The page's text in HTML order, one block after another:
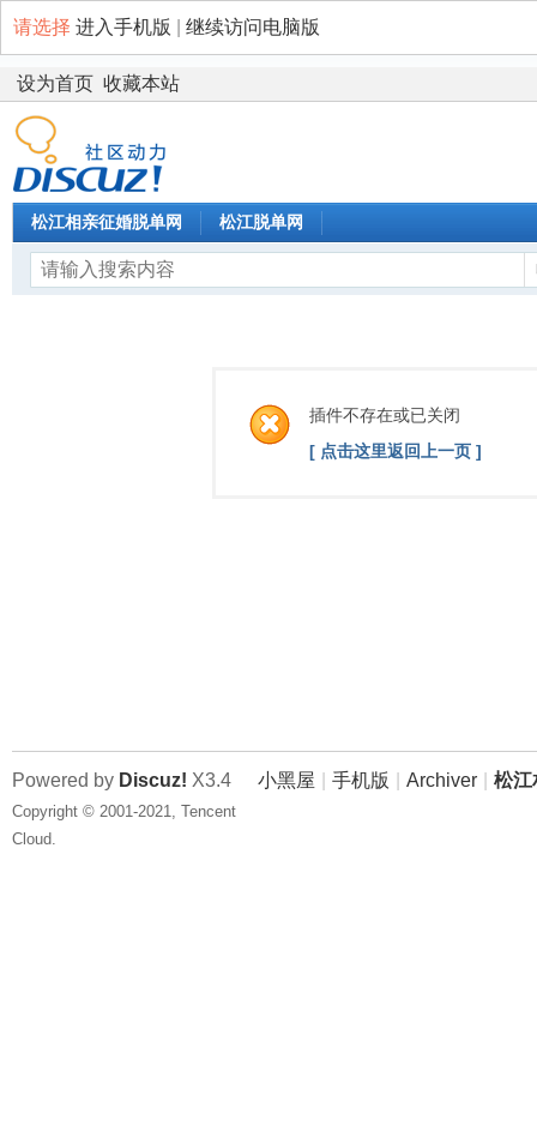
请选择 进入手机版 继续访问电脑版
设为首页 收藏本站
松江相亲征婚脱单网 松江脱单网
插件不存在或已关闭
[ 点击这里返回上一页 ]
小黑屋 手机版 Archiver 松江
Powered by Discuz! X3.4
Copyright © 2001-2021, Tencent
Cloud.